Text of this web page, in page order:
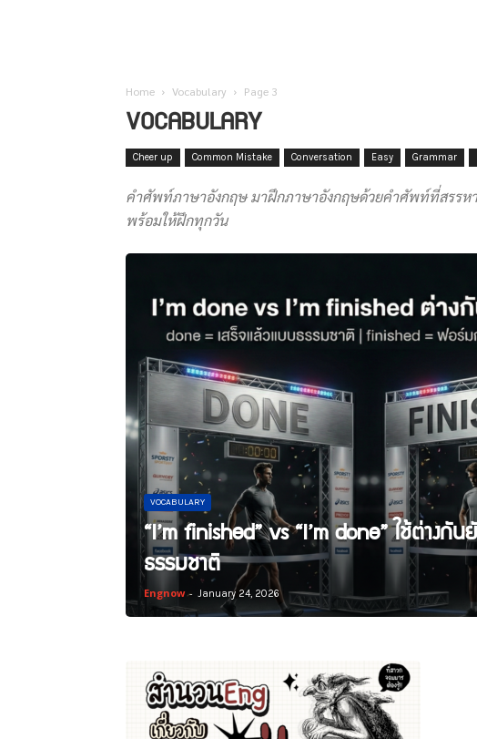
Home Vocabulary Page 3
VOCABULARY
Cheer up Common Mistake Conversation Easy Grammar
คำศัพท์ภาษาอังกฤษ มาฝึกภาษาอังกฤษด้วยคำศัพท์ที่สรรหา
พร้อมให้ฝึกทุกวัน
VOCABULARY
“I’m finished” vs “I’m done” ใช้ต่างกันยั
ธรรมชาติ
Engnow - January 24, 2026